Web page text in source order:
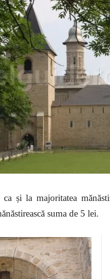
ca și la majoritatea
suma de 5 lei.